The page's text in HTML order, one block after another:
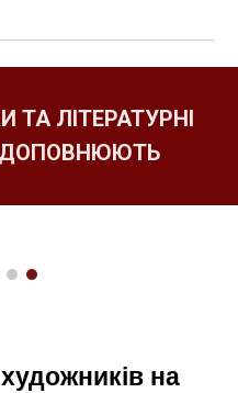
ТА ЛІТЕРАТУРНІ
на